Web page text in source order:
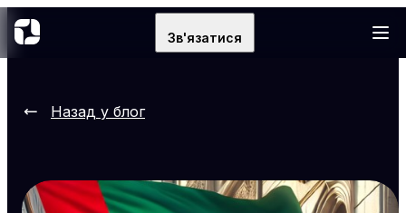
Зв'язатися
Назад у блог